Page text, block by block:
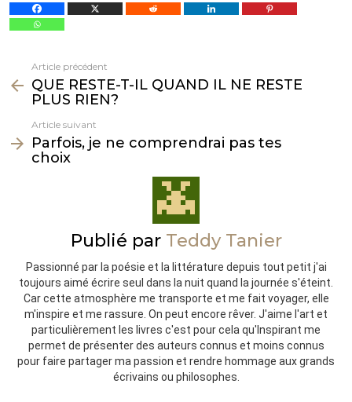
plus
Article précédent
QUE RESTE-T-IL QUAND IL NE RESTE
PLUS RIEN?
Article suivant
Parfois, je ne comprendrai pas tes
choix
Publié par Teddy Tanier
Passionné par la poésie et la littérature depuis tout petit j'ai
toujours aimé écrire seul dans la nuit quand la journée s'éteint.
Car cette atmosphère me transporte et me fait voyager, elle
m'inspire et me rassure. On peut encore rêver. J'aime l'art et
particulièrement les livres c'est pour cela qu'Inspirant me
permet de présenter des auteurs connus et moins connus
pour faire partager ma passion et rendre hommage aux grands
écrivains ou philosophes.